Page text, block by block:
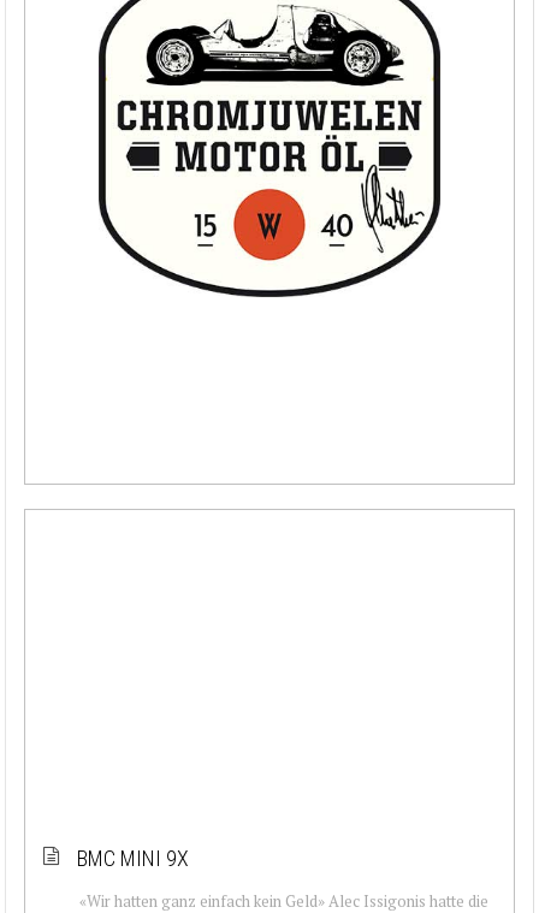
BMC MINI 9X
«Wir hatten ganz einfach kein Geld» Alec Issigonis hatte die